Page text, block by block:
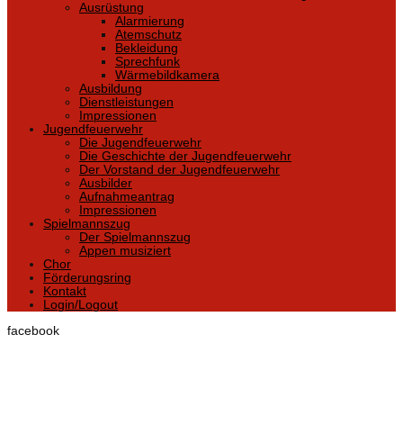
Ausrüstung
Alarmierung
Atemschutz
Bekleidung
Sprechfunk
Wärmebildkamera
Ausbildung
Dienstleistungen
Impressionen
Jugendfeuerwehr
Die Jugendfeuerwehr
Die Geschichte der Jugendfeuerwehr
Der Vorstand der Jugendfeuerwehr
Ausbilder
Aufnahmeantrag
Impressionen
Spielmannszug
Der Spielmannszug
Appen musiziert
Chor
Förderungsring
Kontakt
Login/Logout
facebook